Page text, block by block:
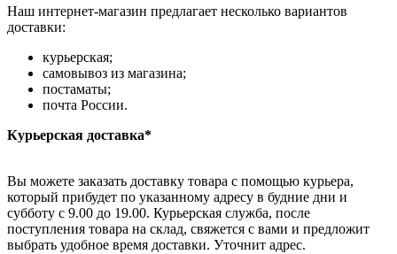
Наш интернет-магазин предлагает несколько вариантов
доставки:
курьерская;
самовывоз из магазина;
постаматы;
почта России.
Курьерская доставка*
Вы можете заказать доставку товара с помощью курьера,
который прибудет по указанному адресу в будние дни и
субботу с 9.00 до 19.00. Курьерская служба, после
поступления товара на склад, свяжется с вами и предложит
выбрать удобное время доставки. Уточнит адрес.